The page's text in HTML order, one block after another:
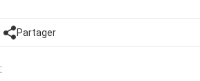
Partager